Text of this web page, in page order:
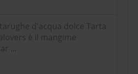
d'acqua dolce Tarta
è il mangime
...